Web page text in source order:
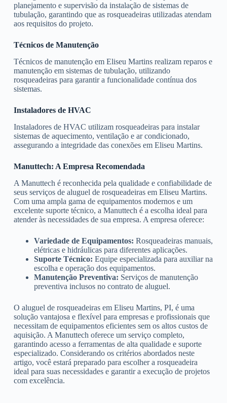
planejamento e supervisão da instalação de sistemas de
tubulação, garantindo que as rosqueadeiras utilizadas atendam
aos requisitos do projeto.
Técnicos de Manutenção
Técnicos de manutenção em Eliseu Martins realizam reparos e
manutenção em sistemas de tubulação, utilizando
rosqueadeiras para garantir a funcionalidade contínua dos
sistemas.
Instaladores de HVAC
Instaladores de HVAC utilizam rosqueadeiras para instalar
sistemas de aquecimento, ventilação e ar condicionado,
assegurando a integridade das conexões em Eliseu Martins.
Manuttech: A Empresa Recomendada
A Manuttech é reconhecida pela qualidade e confiabilidade de
seus serviços de aluguel de rosqueadeiras em Eliseu Martins.
Com uma ampla gama de equipamentos modernos e um
excelente suporte técnico, a Manuttech é a escolha ideal para
atender às necessidades de sua empresa. A empresa oferece:
Variedade de Equipamentos: Rosqueadeiras manuais,
elétricas e hidráulicas para diferentes aplicações.
Suporte Técnico: Equipe especializada para auxiliar na
escolha e operação dos equipamentos.
Manutenção Preventiva: Serviços de manutenção
preventiva inclusos no contrato de aluguel.
O aluguel de rosqueadeiras em Eliseu Martins, PI, é uma
solução vantajosa e flexível para empresas e profissionais que
necessitam de equipamentos eficientes sem os altos custos de
aquisição. A Manuttech oferece um serviço completo,
garantindo acesso a ferramentas de alta qualidade e suporte
especializado. Considerando os critérios abordados neste
artigo, você estará preparado para escolher a rosqueadeira
ideal para suas necessidades e garantir a execução de projetos
com excelência.